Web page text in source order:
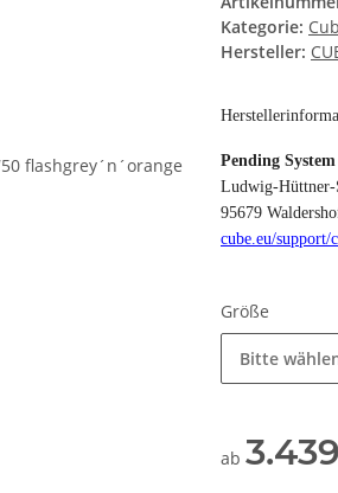
Kategorie:
Hersteller:
Pending
Ludwig-Hüttner-
95679
cube.eu/support/
Größe
Bitte
ab